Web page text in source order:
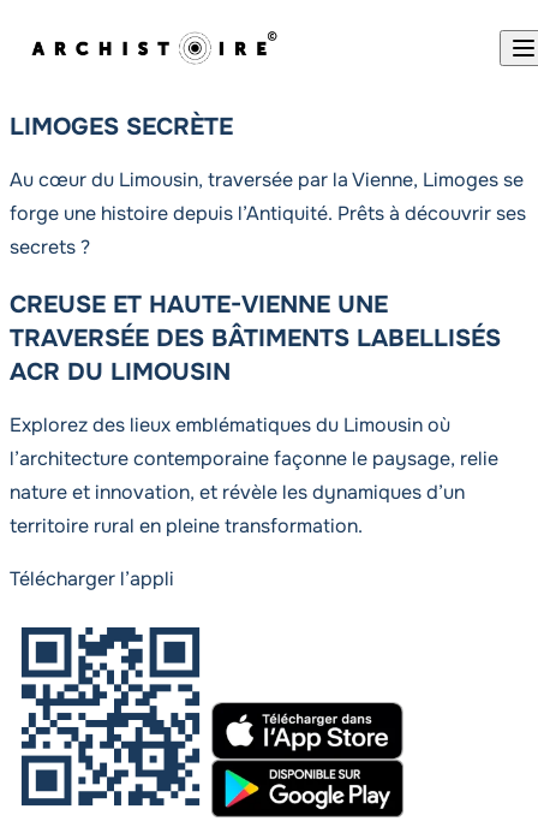
LIMOGES SECRÈTE
Au cœur du Limousin, traversée par la Vienne, Limoges se
forge une histoire depuis l’Antiquité. Prêts à découvrir ses
secrets ?
CREUSE ET HAUTE-VIENNE UNE
TRAVERSÉE DES BÂTIMENTS LABELLISÉS
ACR DU LIMOUSIN
Explorez des lieux emblématiques du Limousin où
l’architecture contemporaine façonne le paysage, relie
nature et innovation, et révèle les dynamiques d’un
territoire rural en pleine transformation.
Télécharger l’appli